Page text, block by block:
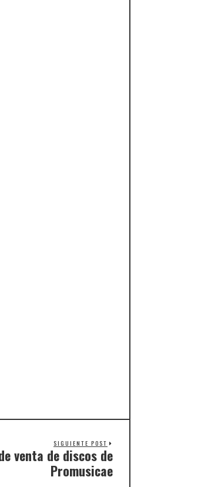
SIGUIENTE POST
venta de discos de
Promusicae